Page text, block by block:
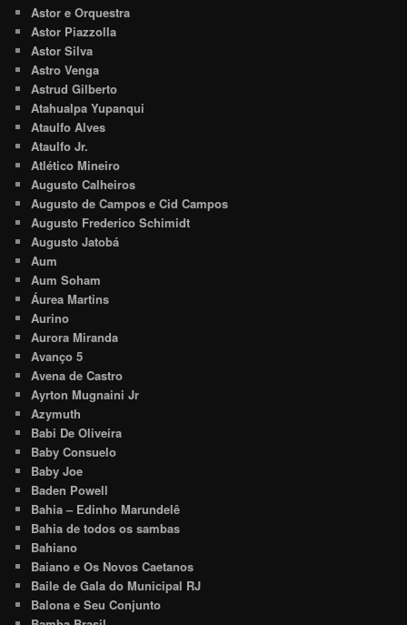
Astor e Orquestra
Astor Piazzolla
Astor Silva
Astro Venga
Astrud Gilberto
Atahualpa Yupanqui
Ataulfo Alves
Ataulfo Jr.
Atlético Mineiro
Augusto Calheiros
Augusto de Campos e Cid Campos
Augusto Frederico Schimidt
Augusto Jatobá
Aum
Aum Soham
Áurea Martins
Aurino
Aurora Miranda
Avanço 5
Avena de Castro
Ayrton Mugnaini Jr
Azymuth
Babi De Oliveira
Baby Consuelo
Baby Joe
Baden Powell
Bahia – Edinho Marundelê
Bahia de todos os sambas
Bahiano
Baiano e Os Novos Caetanos
Baile de Gala do Municipal RJ
Balona e Seu Conjunto